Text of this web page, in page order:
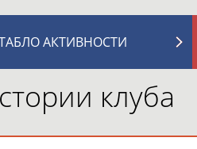
АКТИВНОСТИ
клуба